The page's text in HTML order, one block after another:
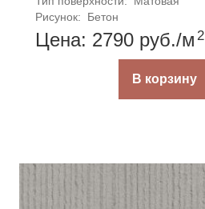
Рисунок:
Бетон
Цена: 2790 руб./м 2
В корзину